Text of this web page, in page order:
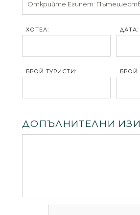
ХОТЕЛ: ДАТА:
БРОЙ ТУРИСТИ: БРОЙ
ДОПЪЛНИТЕЛНИ